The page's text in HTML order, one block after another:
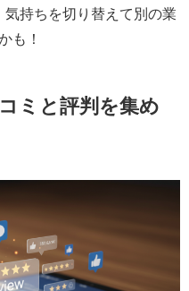
持ちを切り替えて別の業
も！
ミと評判を集め